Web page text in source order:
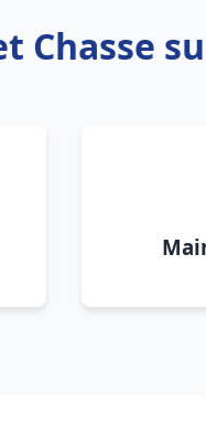
Chasse